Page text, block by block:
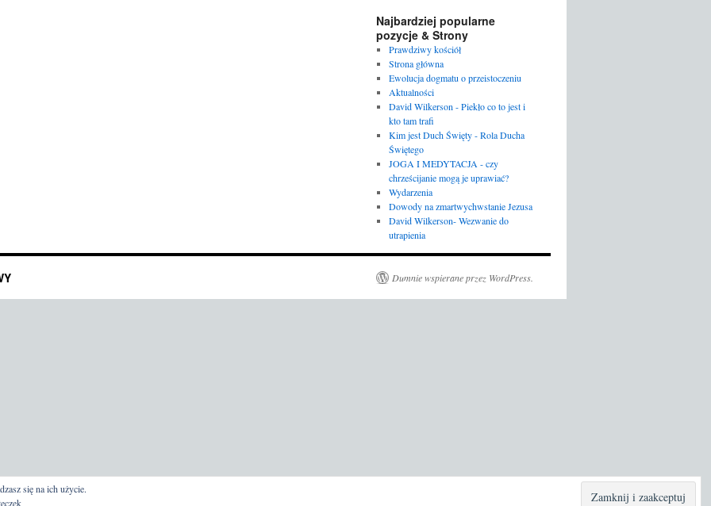
Najbardziej popularne
pozycje & Strony
Prawdziwy kościół
Strona główna
Ewolucja dogmatu o przeistoczeniu
Aktualności
David Wilkerson - Piekło co to jest i
kto tam trafi
Kim jest Duch Święty - Rola Ducha
Świętego
JOGA I MEDYTACJA - czy
chrześcijanie mogą je uprawiać?
Wydarzenia
Dowody na zmartwychwstanie Jezusa
David Wilkerson- Wezwanie do
utrapienia
Dumnie wspierane przez WordPress.
się na ich użycie.